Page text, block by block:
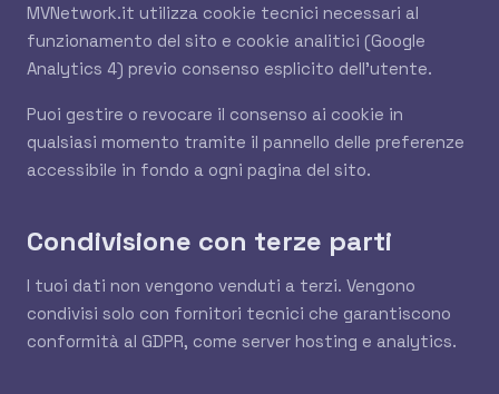
MVNetwork.it utilizza cookie tecnici necessari al
funzionamento del sito e cookie analitici (Google
Analytics 4) previo consenso esplicito dell'utente.
Puoi gestire o revocare il consenso ai cookie in
qualsiasi momento tramite il pannello delle preferenze
accessibile in fondo a ogni pagina del sito.
Condivisione con terze parti
I tuoi dati non vengono venduti a terzi. Vengono
condivisi solo con fornitori tecnici che garantiscono
conformità al GDPR, come server hosting e analytics.